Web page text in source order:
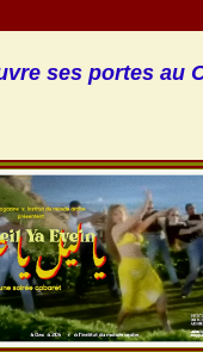
ses portes au